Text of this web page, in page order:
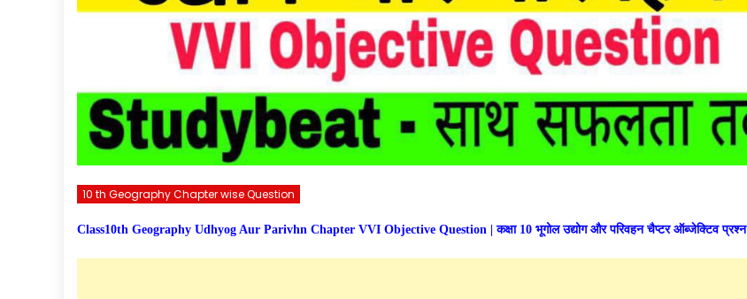
10 th Geography Chapter wise Question
Class10th Geography Udhyog Aur Parivhn Chapter VVI Objective Question | कक्षा 10 भूगोल उद्योग और परिवहन चैप्टर ऑब्जेक्टिव प्रश्न